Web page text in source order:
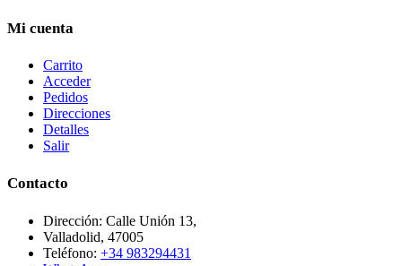
Mi cuenta
Carrito
Acceder
Pedidos
Direcciones
Detalles
Salir
Contacto
Dirección: Calle Unión 13,
Valladolid, 47005
Teléfono: +34 983294431